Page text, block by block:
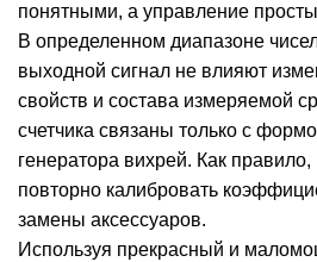
понятными, а управление
В определенном диапазоне
выходной сигнал не влияют
свойств и состава измеряемой
счетчика связаны только с
генератора вихрей. Как
повторно калибровать
замены аксессуаров.
Используя прекрасный и